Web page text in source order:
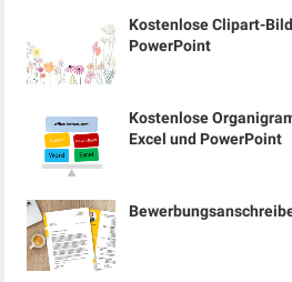
Kostenlose Clipart-
PowerPoint
Kostenlose
Excel und PowerPoint